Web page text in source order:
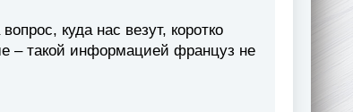
куда нас везут, коротко
– такой информацией француз не